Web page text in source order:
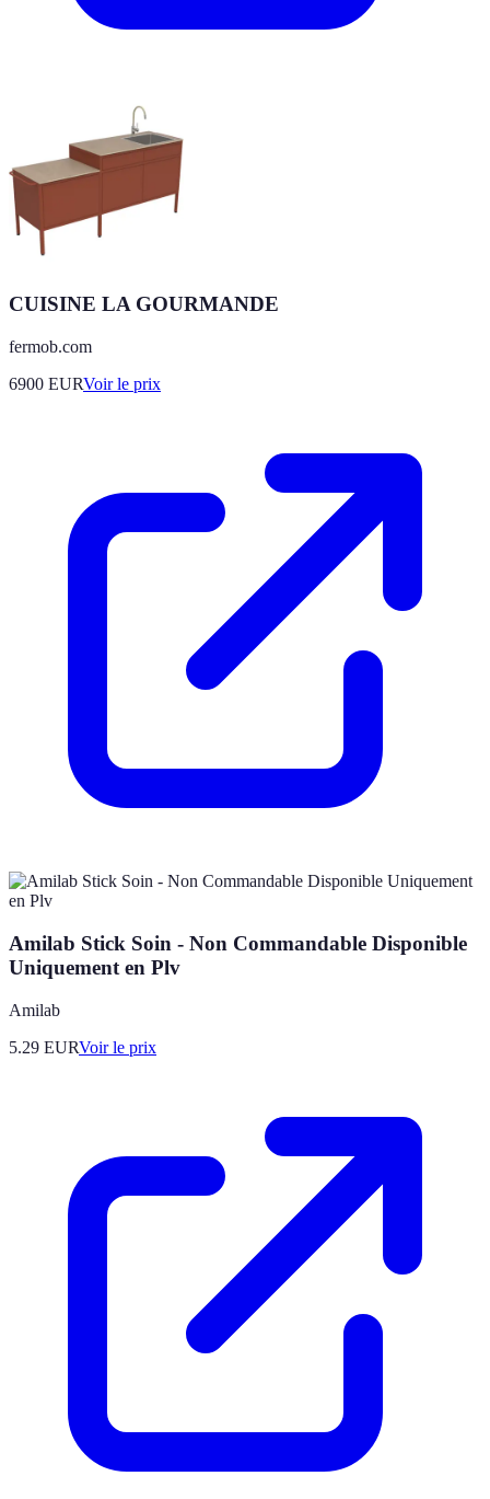
CUISINE LA GOURMANDE
fermob.com
6900 EURVoir le prix
Amilab Stick Soin - Non Commandable Disponible
Uniquement en Plv
Amilab
5.29 EURVoir le prix